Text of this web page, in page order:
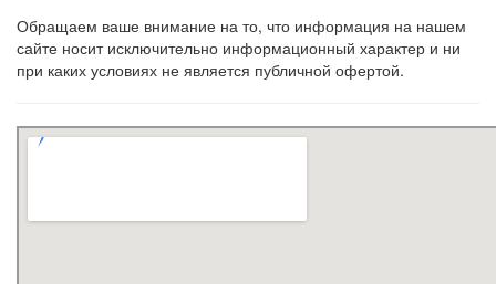
Обращаем ваше внимание на то, что информация на нашем
сайте носит исключительно информационный характер и ни
при каких условиях не является публичной офертой.